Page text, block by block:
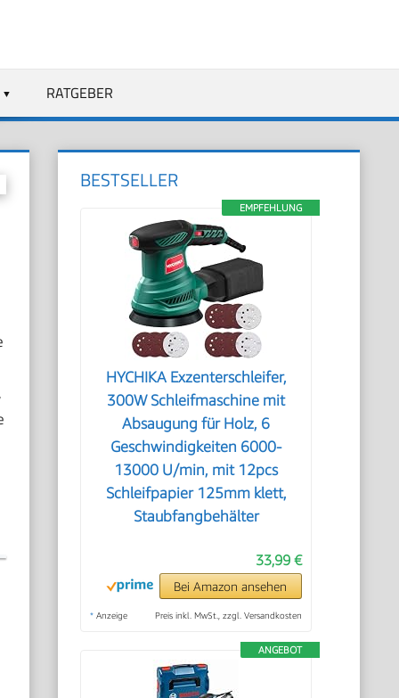
RATGEBER
BESTSELLER
EMPFEHLUNG
HYCHIKA Exzenterschleifer,
300W Schleifmaschine mit
Absaugung für Holz, 6
Geschwindigkeiten 6000-
13000 U/min, mit 12pcs
Schleifpapier 125mm klett,
Staubfangbehälter
33,99 €
Bei Amazon ansehen
* Anzeige Preis inkl. MwSt., zzgl. Versandkosten
ANGEBOT